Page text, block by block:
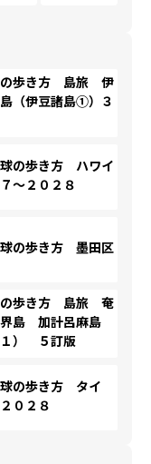
歩き方 島旅 伊
（伊豆諸島①）３
の歩き方 ハワイ
～２０２８
の歩き方 墨田区
歩き方 島旅 奄
島 加計呂麻島
１） ５訂版
の歩き方 タイ
０２８